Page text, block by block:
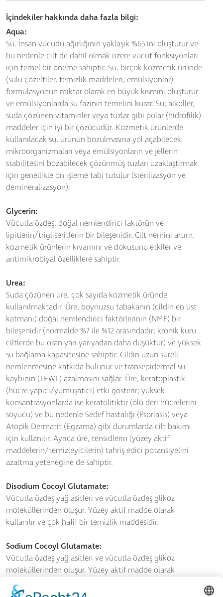
İçindekiler hakkında daha fazla bilgi:
Aqua:
Su. İnsan vücudu ağırlığının yaklaşık %65'ini oluşturur ve
bu nedenle cilt de dahil olmak üzere vücut fonksiyonları
için temel bir öneme sahiptir. Su, birçok kozmetik üründe
(sulu çözeltiler, temizlik maddeleri, emülsiyonlar)
formülasyonun miktar olarak en büyük kısmını oluşturur
ve emülsiyonlarda su fazının temelini kurar. Su; alkoller,
suda çözünen vitaminler veya tuzlar gibi polar (hidrofilik)
maddeler için iyi bir çözücüdür. Kozmetik ürünlerde
kullanılacak su, ürünün bozulmasına yol açabilecek
mikroorganizmaları veya emülsiyonların ve jellerin
stabilitesini bozabilecek çözünmüş tuzları uzaklaştırmak
için genellikle ön işleme tabi tutulur (sterilizasyon ve
demineralizasyon).
Glycerin:
Vücutla özdeş, doğal nemlendirici faktörün ve
lipitlerin/trigliseritlerin bir bileşenidir. Cilt nemini artırır,
kozmetik ürünlerin kıvamını ve dokusunu etkiler ve
antimikrobiyal özelliklere sahiptir.
Urea:
Suda çözünen üre, çok sayıda kozmetik üründe
kullanılmaktadır. Üre, boynuzsu tabakanın (cildin en üst
katmanı) doğal nemlendirici faktörlerinin (NMF) bir
bileşenidir (normalde %7 ile %12 arasındadır; kronik kuru
ciltlerde bu oran yarı yarıyadan daha düşüktür) ve yüksek
su bağlama kapasitesine sahiptir. Cildin uzun süreli
nemlenmesine katkıda bulunur ve transepidermal su
kaybının (TEWL) azalmasını sağlar. Üre, keratoplastik
(hücre yapıcı/yumuşatıcı) etki gösterir; yüksek
konsantrasyonlarda ise keratolitiktir (ölü deri hücrelerini
soyucu) ve bu nedenle Sedef hastalığı (Psoriasis) veya
Atopik Dermatit (Egzama) gibi durumlarda cilt bakımı
için kullanılır. Ayrıca üre, tensidlerin (yüzey aktif
maddelerin/temizleyicilerin) tahriş edici potansiyelini
azaltma yeteneğine de sahiptir.
Disodium Cocoyl Glutamate:
Vücutla özdeş yağ asitleri ve vücutla özdeş glikoz
moleküllerinden oluşur. Yüzey aktif madde olarak
kullanılır ve çok hafif bir temizlik maddesidir.
Sodium Cocoyl Glutamate:
Vücutla özdeş yağ asitleri ve vücutla özdeş glikoz
moleküllerinden oluşur. Yüzey aktif madde olarak
kullanılır, çok hafif bir temizleyicidir ve cildi kurutmaz.